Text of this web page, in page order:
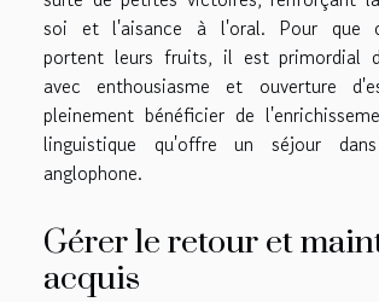
soi et l'aisance à l'oral. Pour que
portent leurs fruits, il est primordial
avec enthousiasme et ouverture
pleinement bénéficier de
linguistique qu'offre un séjour
anglophone.
Gérer le retour et
acquis